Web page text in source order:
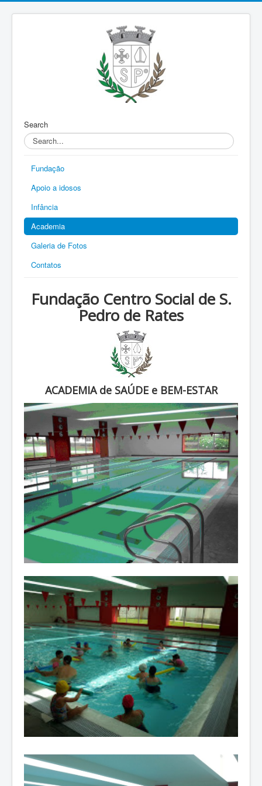
Search
Fundação
Apoio a idosos
Infância
Academia
Galeria de Fotos
Contatos
Fundação Centro Social de S.
Pedro de Rates
ACADEMIA de SAÚDE e BEM-ESTAR